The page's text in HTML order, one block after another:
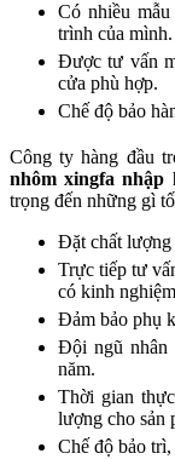
Có nhiều
trình của mình.
Được tư vấn
cửa phù hợp.
Chế độ bảo
Công ty hàng đầu
nhôm xingfa
trọng đến những gì
Đặt chất lượng
Trực tiếp tư
có kinh
Đảm bảo phụ
Đội ngũ nhân
năm.
Thời gian
lượng cho sản
Chế độ bảo